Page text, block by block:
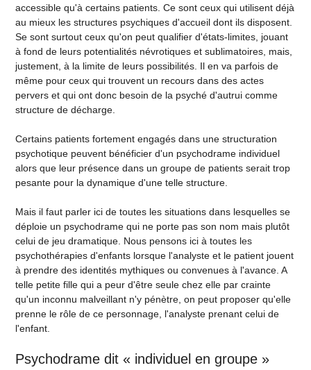
accessible qu'à certains patients. Ce sont ceux qui utilisent déjà
au mieux les structures psychiques d'accueil dont ils disposent.
Se sont surtout ceux qu'on peut qualifier d'états-limites, jouant
à fond de leurs potentialités névrotiques et sublimatoires, mais,
justement, à la limite de leurs possibilités. Il en va parfois de
même pour ceux qui trouvent un recours dans des actes
pervers et qui ont donc besoin de la psyché d'autrui comme
structure de décharge.
Certains patients fortement engagés dans une structuration
psychotique peuvent bénéficier d'un psychodrame individuel
alors que leur présence dans un groupe de patients serait trop
pesante pour la dynamique d'une telle structure.
Mais il faut parler ici de toutes les situations dans lesquelles se
déploie un psychodrame qui ne porte pas son nom mais plutôt
celui de jeu dramatique. Nous pensons ici à toutes les
psychothérapies d'enfants lorsque l'analyste et le patient jouent
à prendre des identités mythiques ou convenues à l'avance. A
telle petite fille qui a peur d'être seule chez elle par crainte
qu'un inconnu malveillant n'y pénètre, on peut proposer qu'elle
prenne le rôle de ce personnage, l'analyste prenant celui de
l'enfant.
Psychodrame dit « individuel en groupe »